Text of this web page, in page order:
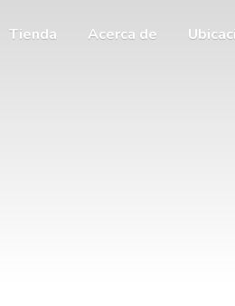
Tienda Acerca de